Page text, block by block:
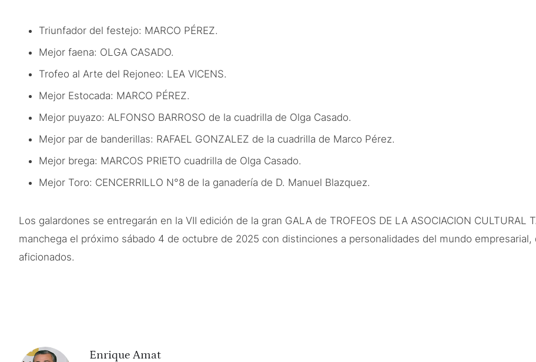
Triunfador del festejo: MARCO PÉREZ.
Mejor faena: OLGA CASADO.
Trofeo al Arte del Rejoneo: LEA VICENS.
Mejor Estocada: MARCO PÉREZ.
Mejor puyazo: ALFONSO BARROSO de la cuadrilla de Olga Casado.
Mejor par de banderillas: RAFAEL GONZALEZ de la cuadrilla de Marco Pérez.
Mejor brega: MARCOS PRIETO cuadrilla de Olga Casado.
Mejor Toro: CENCERRILLO N°8 de la ganadería de D. Manuel Blazquez.
Los galardones se entregarán en la VII edición de la gran GALA de TROFEOS DE LA ASOCIACION CULTURAL
manchega el próximo sábado 4 de octubre de 2025 con distinciones a personalidades del mundo
aficionados.
Enrique Amat